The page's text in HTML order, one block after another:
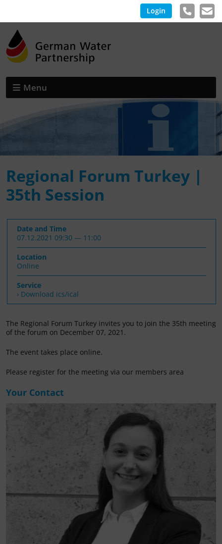
Login
Menu
Regional Forum Turkey |
35th Session
Date and Time
07.12.2021 09:30 — 11:00
Location
Online
Service
› Download ics/ical
The Regional Forum Turkey invites you to join the 35th meeting
of the forum on December 07, 2021.
The event takes place online.
Please register for the meeting via our members area
Your Contact